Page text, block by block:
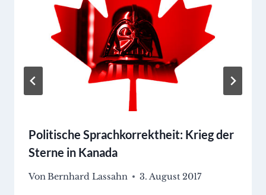
Politische Sprachkorrektheit: Krieg der
Sterne in Kanada
Von Bernhard Lassahn 3. August 2017